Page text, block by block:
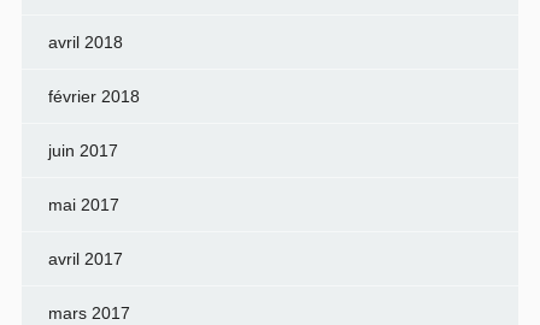
avril 2018
février 2018
juin 2017
mai 2017
avril 2017
mars 2017